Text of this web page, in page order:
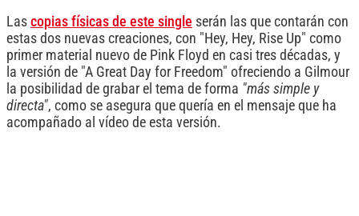
Las copias físicas de este single serán las que contarán con
estas dos nuevas creaciones, con "Hey, Hey, Rise Up" como
primer material nuevo de Pink Floyd en casi tres décadas, y
la versión de "A Great Day for Freedom" ofreciendo a Gilmour
la posibilidad de grabar el tema de forma "más simple y
directa", como se asegura que quería en el mensaje que ha
acompañado al vídeo de esta versión.